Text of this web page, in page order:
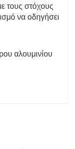
τους στόχους
να οδηγήσει